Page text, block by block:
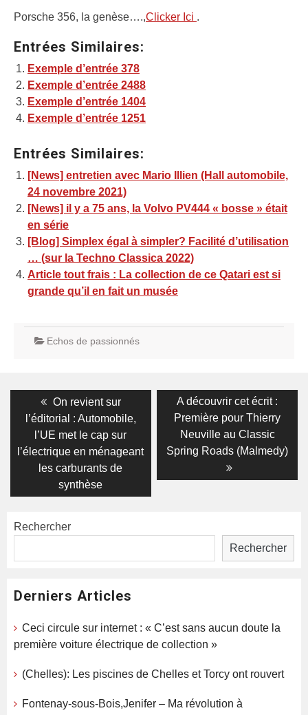
Porsche 356, la genèse….,Clicker Ici .
Entrées Similaires:
Exemple d’entrée 378
Exemple d’entrée 2488
Exemple d’entrée 1404
Exemple d’entrée 1251
Entrées Similaires:
[News] entretien avec Mario Illien (Hall automobile,
24 novembre 2021)
[News] il y a 75 ans, la Volvo PV444 « bosse » était
en série
[Blog] Simplex égal à simpler? Facilité d’utilisation
… (sur la Techno Classica 2022)
Article tout frais : La collection de ce Qatari est si
grande qu’il en fait un musée
Echos de passionnés
Navigation
de
l’article
Previous
post:
On revient sur
l’éditorial : Automobile,
l’UE met le cap sur
l’électrique en ménageant
les carburants de
synthèse
Next
post:
A découvrir cet écrit :
Première pour Thierry
Neuville au Classic
Spring Roads (Malmedy)
Rechercher
Rechercher
Derniers Articles
Ceci circule sur internet : « C’est sans aucun doute la
première voiture électrique de collection »
(Chelles): Les piscines de Chelles et Torcy ont rouvert
Fontenay-sous-Bois,Jenifer – Ma révolution à